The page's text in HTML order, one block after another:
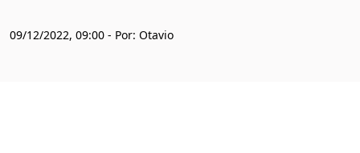
09/12/2022, 09:00 - Por: Otavio